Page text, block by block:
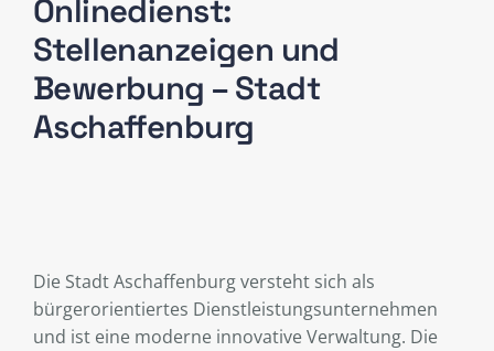
Onlinedienst:
Stellenanzeigen und
Bewerbung – Stadt
Aschaffenburg
Die Stadt Aschaffenburg versteht sich als
bürgerorientiertes Dienstleistungsunternehmen
und ist eine moderne innovative Verwaltung. Die